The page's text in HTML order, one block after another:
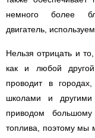
немного более
двигатель,
Нельзя отрицать и
как и любой
проводит в
школами и
приводом
топлива, поэтому мы